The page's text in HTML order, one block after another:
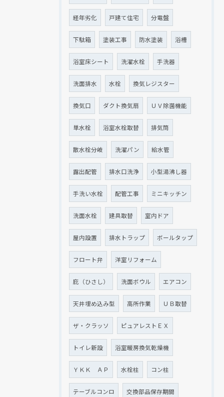
経年劣化 戸建て住宅 分電盤
下駄箱 塗装工事 防水塗装 浴槽
浴室床シート 洗濯水栓 手洗器
洗面排水 水栓 換気レジスター
換気口 ダクト換気扇 ＵＶ除菌機能
単水栓 浴室水栓取替 排気筒
散水栓分岐 洗濯パン 給水管
露出配管 排水口洗浄 小型湯沸し器
手洗い水栓 配管工事 ミニキッチン
洗面水栓 建具取替 室内ドア
屋内設置 排水トラップ ボールタップ
フロート弁 洋室リフォーム
庇（ひさし） 洗面ボウル エアコン
天井埋め込み型 高所作業 ＵＢ取替
ザ・クラッソ ピュアレストＥＸ
トイレ新設 浴室暖房換気乾燥機
ＹＫＫ ＡＰ 水栓柱 コン柱
テーブルコンロ 交換部品保存期間